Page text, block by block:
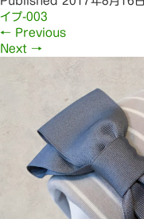
イプ-003
← Previous
Next →